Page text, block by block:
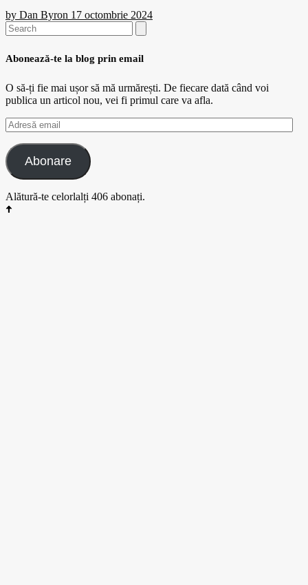
by Dan Byron 17 octombrie 2024
Search
for:
Abonează-te la blog prin email
O să-ți fie mai ușor să mă urmărești. De fiecare dată când voi
publica un articol nou, vei fi primul care va afla.
Adresă
email
Abonare
Alătură-te celorlalți 406 abonați.